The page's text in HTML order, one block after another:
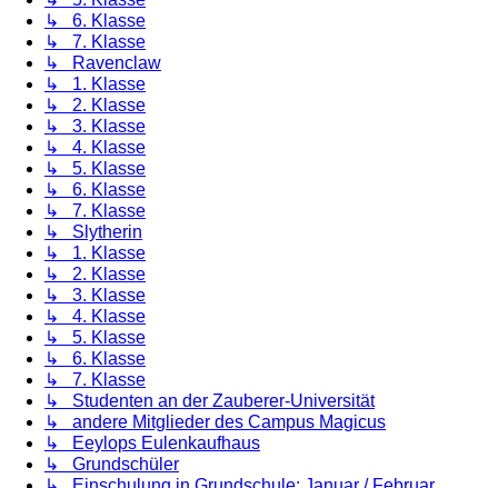
↳ 6. Klasse
↳ 7. Klasse
↳ Ravenclaw
↳ 1. Klasse
↳ 2. Klasse
↳ 3. Klasse
↳ 4. Klasse
↳ 5. Klasse
↳ 6. Klasse
↳ 7. Klasse
↳ Slytherin
↳ 1. Klasse
↳ 2. Klasse
↳ 3. Klasse
↳ 4. Klasse
↳ 5. Klasse
↳ 6. Klasse
↳ 7. Klasse
↳ Studenten an der Zauberer-Universität
↳ andere Mitglieder des Campus Magicus
↳ Eeylops Eulenkaufhaus
↳ Grundschüler